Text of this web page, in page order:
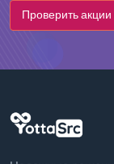
Проверить акции